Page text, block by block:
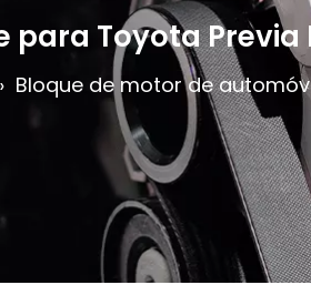
Toyota Previa
Bloque de motor de